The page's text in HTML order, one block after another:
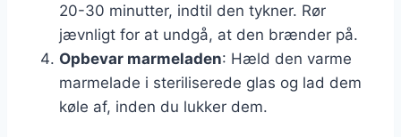
20-30 minutter, indtil den tykner. Rør
jævnligt for at undgå, at den brænder på.
Opbevar marmeladen: Hæld den varme
marmelade i steriliserede glas og lad dem
køle af, inden du lukker dem.